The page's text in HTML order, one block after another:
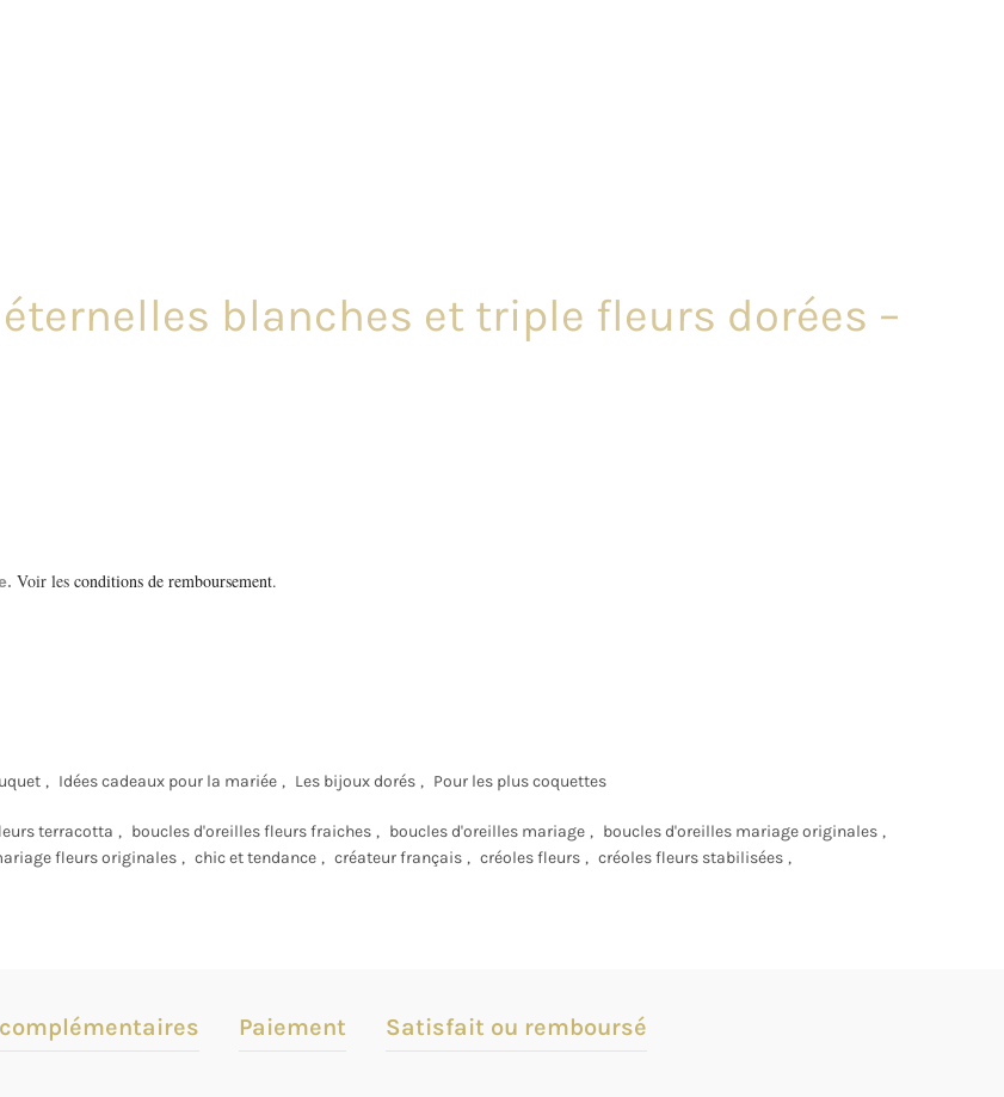
blanches et triple fleurs dorées –
Voir les conditions de remboursement.
, Idées cadeaux pour la mariée , Les bijoux dorés , Pour les plus coquettes
terracotta , boucles d'oreilles fleurs fraiches , boucles d'oreilles mariage , boucles d'oreilles mariage originales ,
fleurs originales , chic et tendance , créateur français , créoles fleurs , créoles fleurs stabilisées ,
Paiement Satisfait ou remboursé